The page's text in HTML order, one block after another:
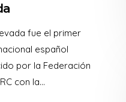
fue el primer
español
por la Federación
con la…